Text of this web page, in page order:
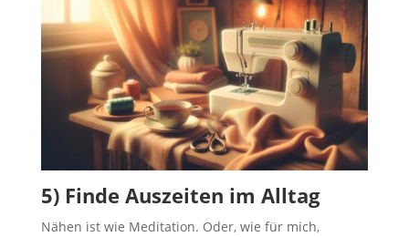
5) Finde Auszeiten im Alltag
Nähen ist wie Meditation. Oder, wie für mich,